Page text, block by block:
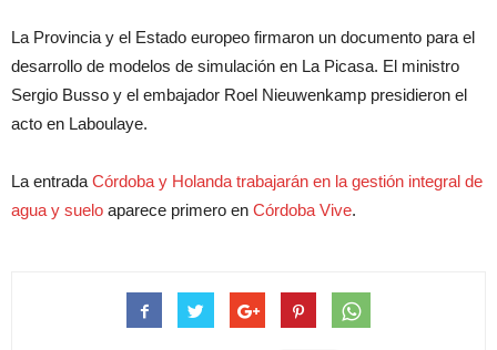
La Provincia y el Estado europeo firmaron un documento para el
desarrollo de modelos de simulación en La Picasa. El ministro
Sergio Busso y el embajador Roel Nieuwenkamp presidieron el
acto en Laboulaye.
La entrada Córdoba y Holanda trabajarán en la gestión integral de
agua y suelo aparece primero en Córdoba Vive.